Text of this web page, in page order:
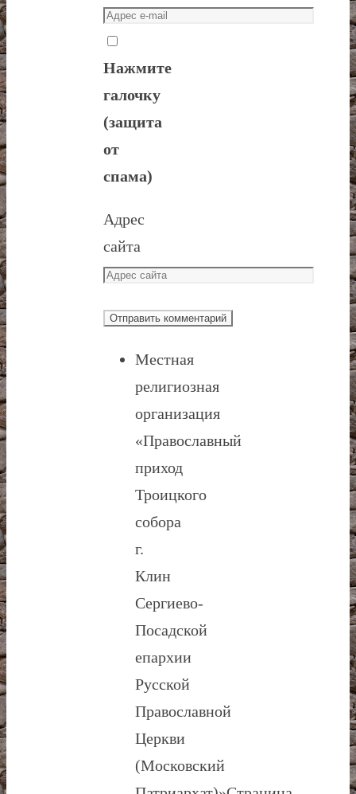
Нажмите
галочку
(защита
от
спама)
Адрес
сайта
Местная
религиозная
организация
«Православный
приход
Троицкого
собора
г.
Клин
Сергиево-
Посадской
епархии
Русской
Православной
Церкви
(Московский